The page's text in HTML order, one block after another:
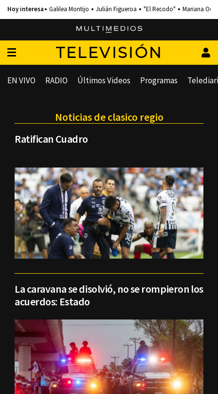
Galilea Montijo Julián Figueroa "El Recodo" Mariana
TELEVISIÓN
EN VIVO RADIO Últimos Videos Programas
Noticias de clasico regio
Ratifican Cuadro
La caravana se disolvió, no se rompieron los
acuerdos: Estado